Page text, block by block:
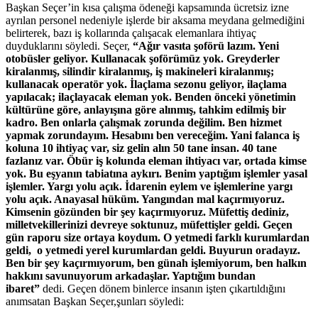
Başkan Seçer’in kısa çalışma ödeneği kapsamında ücretsiz izne
ayrılan personel nedeniyle işlerde bir aksama meydana gelmediğini
belirterek, bazı iş kollarında çalışacak elemanlara ihtiyaç
duyduklarını söyledi. Seçer, “Ağır vasıta şoförü lazım. Yeni
otobüsler geliyor. Kullanacak şoförümüz yok. Greyderler
kiralanmış, silindir kiralanmış, iş makineleri kiralanmış;
kullanacak operatör yok. İlaçlama sezonu geliyor, ilaçlama
yapılacak; ilaçlayacak eleman yok. Benden önceki yönetimin
kültürüne göre, anlayışına göre alınmış, tahkim edilmiş bir
kadro. Ben onlarla çalışmak zorunda değilim. Ben hizmet
yapmak zorundayım. Hesabını ben vereceğim. Yani falanca iş
koluna 10 ihtiyaç var, siz gelin alın 50 tane insan. 40 tane
fazlanız var. Öbür iş kolunda eleman ihtiyacı var, ortada kimse
yok. Bu eşyanın tabiatına aykırı. Benim yaptığım işlemler yasal
işlemler. Yargı yolu açık. İdarenin eylem ve işlemlerine yargı
yolu açık. Anayasal hüküm. Yangından mal kaçırmıyoruz.
Kimsenin gözünden bir şey kaçırmıyoruz. Müfettiş dediniz,
milletvekillerinizi devreye soktunuz, müfettişler geldi. Geçen
gün raporu size ortaya koydum. O yetmedi farklı kurumlardan
geldi, o yetmedi yerel kurumlardan geldi. Buyurun oradayız.
Ben bir şey kaçırmıyorum, ben günah işlemiyorum, ben halkın
hakkını savunuyorum arkadaşlar. Yaptığım bundan
ibaret” dedi. Geçen dönem binlerce insanın işten çıkartıldığını
anımsatan Başkan Seçer,şunları söyledi: